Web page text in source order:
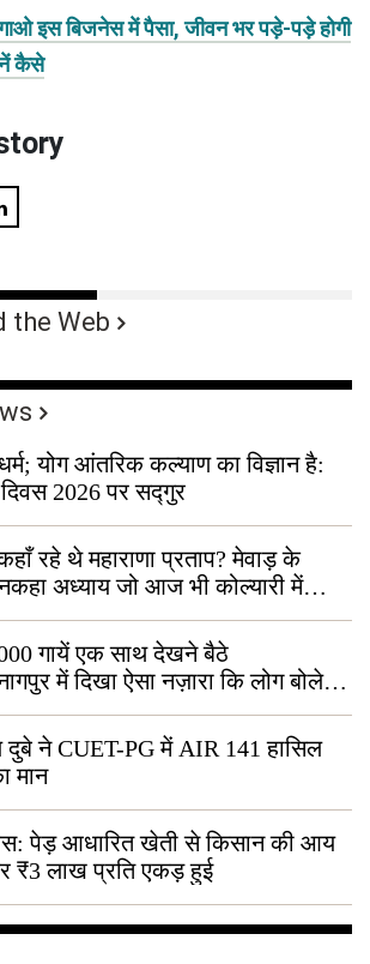
इस बिजनेस में पैसा, जीवन भर पड़े-पड़े होगी
कैसे
the Web
योग आंतरिक कल्याण का विज्ञान है:
दिवस 2026 पर सद्गुर
रहे थे महाराणा प्रताप? मेवाड़ के
अध्याय जो आज भी कोल्यारी में
गायें एक साथ देखने बैठे
में दिखा ऐसा नज़ारा कि लोग बोले,
ही कर सकते हैं”
ने CUET-PG में AIR 141 हासिल
मान
पेड़ आधारित खेती से किसान की आय
₹3 लाख प्रति एकड़ हुई